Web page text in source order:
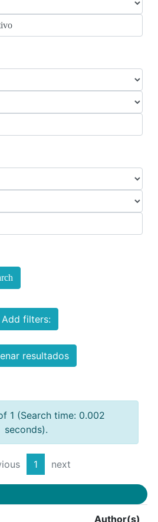
Add filters:
resultados
1 (Search time: 0.002
seconds).
1 next
Author(s)